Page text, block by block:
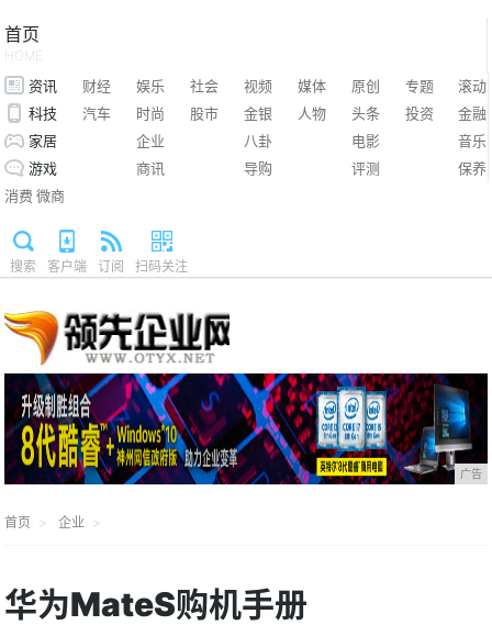
首页
HOME
资讯 财经 娱乐 社会 视频 媒体 原创 专题
滚动
科技
汽车 时尚 股市 金银 人物 头条 投资
金融
家居
企业 八卦 电影
音乐
游戏
商讯 导购 评测
保养
消费 微商
搜索 客户端 订阅 扫码关注
广告
首页 企业
华为MateS购机手册